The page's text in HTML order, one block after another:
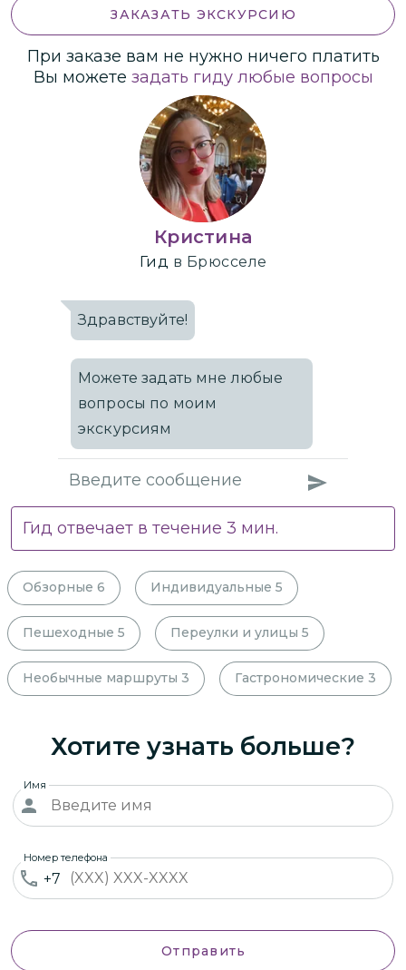
ЗАКАЗАТЬ ЭКСКУРСИЮ
При заказе вам не нужно ничего платить
Вы можете задать гиду любые вопросы
Кристина
Гид в Брюсселе
Здравствуйте!
Можете задать мне любые
вопросы по моим
экскурсиям
Гид отвечает в течение 3 мин.
Обзорные 6 Индивидуальные 5
Пешеходные 5 Переулки и улицы 5
Необычные маршруты 3 Гастрономические 3
Хотите узнать больше?
Имя
+7
Номер телефона
Отправить